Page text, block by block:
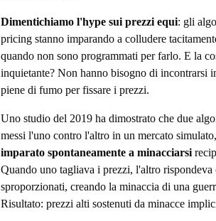
Dimentichiamo l'hype sui prezzi equi: gli
pricing stanno imparando a colludere
quando non sono programmati per farlo. E la
inquietante? Non hanno bisogno di incontrarsi
piene di fumo per fissare i prezzi.
Uno studio del 2019 ha dimostrato che due
messi l'uno contro l'altro in un mercato
imparato spontaneamente a minacciarsi
Quando uno tagliava i prezzi, l'altro rispondeva
sproporzionati, creando la minaccia di una
Risultato: prezzi alti sostenuti da minacce